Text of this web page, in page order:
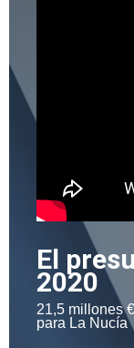
El
2020
21,5 millones
para La Nucía